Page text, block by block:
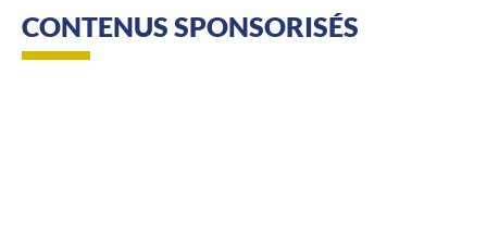
CONTENUS SPONSORISÉS